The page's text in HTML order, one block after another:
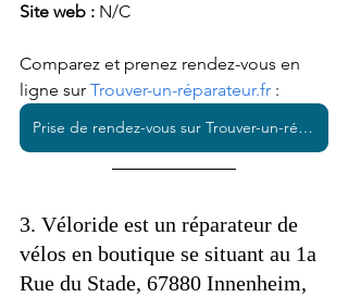
Site web : N/C
Comparez et prenez rendez-vous en
ligne sur Trouver-un-réparateur.fr :
Prise de rendez-vous sur Trouver-un-réparateur.fr
3. Véloride est un réparateur de
vélos en boutique se situant au 1a
Rue du Stade, 67880 Innenheim,